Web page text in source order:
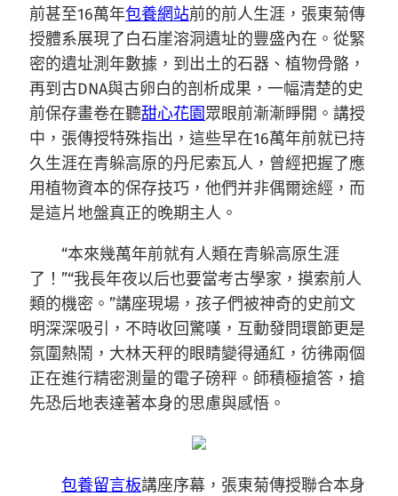
前甚至16萬年包養網站前的前人生涯，張東菊傳
授體系展現了白石崖溶洞遺址的豐盛內在。從緊
密的遺址測年數據，到出土的石器、植物骨骼，
再到古DNA與古卵白的剖析成果，一幅清楚的史
前保存畫卷在聽甜心花園眾眼前漸漸睜開。講授
中，張傳授特殊指出，這些早在16萬年前就已持
久生涯在青躲高原的丹尼索瓦人，曾經把握了應
用植物資本的保存技巧，他們并非偶爾途經，而
是這片地盤真正的晚期主人。
“本來幾萬年前就有人類在青躲高原生涯
了！”“我長年夜以后也要當考古學家，摸索前人
類的機密。”講座現場，孩子們被神奇的史前文
明深深吸引，不時收回驚嘆，互動發問環節更是
氛圍熱鬧，大林天秤的眼睛變得通紅，彷彿兩個
正在進行精密測量的電子磅秤。師積極搶答，搶
先恐后地表達著本身的思慮與感悟。
包養留言板講座序幕，張東菊傳授聯合本身